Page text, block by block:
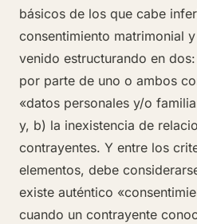
básicos de los que cabe
consentimiento matrimonial
venido estructurando en
por parte de uno o ambos
«datos personales y/o
y, b) la inexistencia de
contrayentes. Y entre los
elementos, debe
existe auténtico
cuando un contrayente